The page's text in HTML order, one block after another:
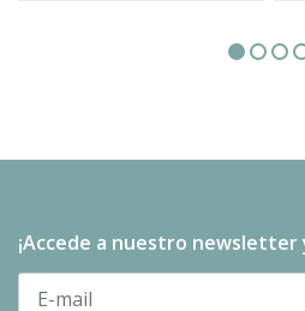
¡Accede a nuestro